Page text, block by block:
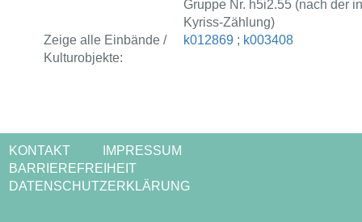
Gruppe Nr. h5i2.55 (nach der
Kyriss-Zählung)
Zeige alle Einbände /
Kulturobjekte:
k012869 ; k003408
KONTAKT
IMPRESSUM
BARRIEREFREIHEIT
DATENSCHUTZERKLÄRUNG